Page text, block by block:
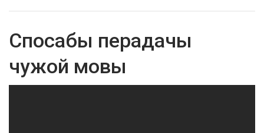
Спосабы перадачы
чужой мовы